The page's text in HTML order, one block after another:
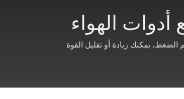
الهواء
يمكنك زيادة أو تقليل القوة